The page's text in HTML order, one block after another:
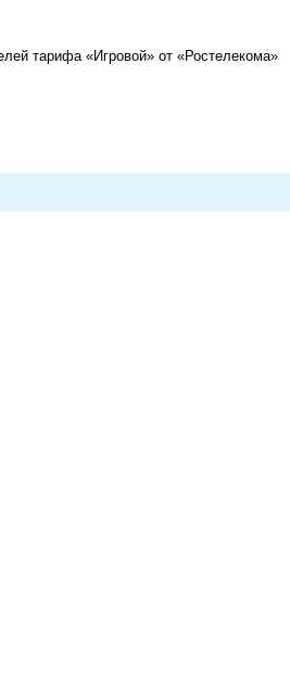
тарифа «Игровой» от «Ростелекома»